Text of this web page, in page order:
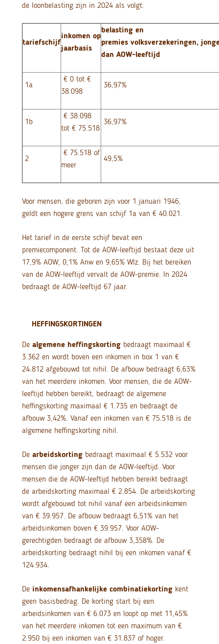
de loonbelasting zijn in 2024 als volgt.
tariefschijf
inkomen op
jaarbasis
belasting en
premies volksverzekeringen,
dan AOW-leeftijd
1a
€ 0 tot €
38.098
36,97%
1b
€ 38.098
tot € 75.518
36,97%
2
€ 75.518 of
meer
49,5%
Voor mensen, die geboren zijn voor 1 januari 1946,
geldt een hogere grens van schijf 1a van € 40.021.
Het tarief in de eerste schijf bevat een
premiecomponent. Tot de AOW-leeftijd bestaat deze uit
17,9% AOW, 0,1% Anw en 9,65% Wlz. Bij het bereiken
van de AOW-leeftijd vervalt de AOW-premie. In 2024
bedraagt de AOW-leeftijd 67 jaar.
HEFFINGSKORTINGEN
De algemene heffingskorting bedraagt maximaal €
3.362 en wordt boven een inkomen in box 1 van €
24.812 afgebouwd tot nihil. De afbouw bedraagt 6,63%
van het meerdere inkomen. Voor mensen, die de AOW-
leeftijd hebben bereikt, bedraagt de algemene
heffingskorting maximaal € 1.735 en bedraagt de
afbouw 3,42%. Vanaf een inkomen van € 75.518 is de
algemene heffingskorting nihil.
De arbeidskortingbedraagt maximaal € 5.532 voor
mensen die jonger zijn dan de AOW-leeftijd. Voor
mensen die de AOW-leeftijd hebben bereikt bedraagt
de arbeidskorting maximaal € 2.854. De arbeidskorting
wordt afgebouwd tot nihil vanaf een arbeidsinkomen
van € 39.957. De afbouw bedraagt 6,51% van het
arbeidsinkomen boven € 39.957. Voor AOW-
gerechtigden bedraagt de afbouw 3,358%. De
arbeidskorting bedraagt nihil bij een inkomen vanaf €
124.934.
De inkomensafhankelijke combinatiekorting kent
geen basisbedrag. De korting start bij een
arbeidsinkomen van € 6.073 en loopt op met 11,45%
van het meerdere inkomen tot een maximum van €
2.950 bij een inkomen van € 31.837 of hoger.